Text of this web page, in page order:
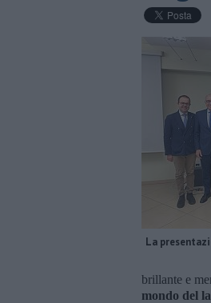
La
brillante e
mondo del